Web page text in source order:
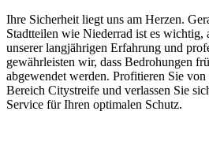
Ihre Sicherheit liegt uns am Herzen.
Stadtteilen wie Niederrad ist es wichtig,
unserer langjährigen Erfahrung und
gewährleisten wir, dass Bedrohungen
abgewendet werden. Profitieren Sie
Bereich Citystreife und verlassen Sie
Service für Ihren optimalen Schutz.